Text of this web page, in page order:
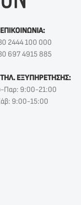
ΕΠΙΚΟΙΝΩΝΙΑ:
2444 100 000
697 4915 885
ΕΞΥΠΗΡΕΤΗΣΗΣ:
Παρ: 9:00-21:00
9:00-15:00